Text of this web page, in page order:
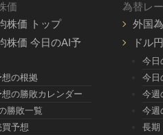
価
株価 トップ
株価 今日のAI予
想の根拠
想の勝敗カレンダー
勝敗一覧
買予想
為替レ
外国
ドル
今日
今日
今週
今週
長期